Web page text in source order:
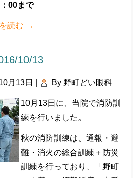
：00まで
読む →
10/13
月13日 By 野町どい眼科
10月13日に、当院で消防訓
練を行いました。
秋の消防訓練は、通報・避
難・消火の総合訓練＋防災
訓練を行っており、「野町